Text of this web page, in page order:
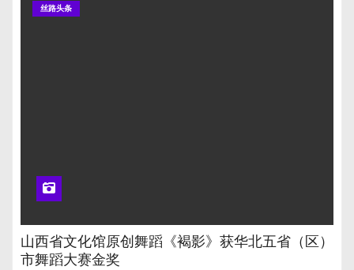
丝路头条
山西省文化馆原创舞蹈《褐影》获华北五省（区）
市舞蹈大赛金奖